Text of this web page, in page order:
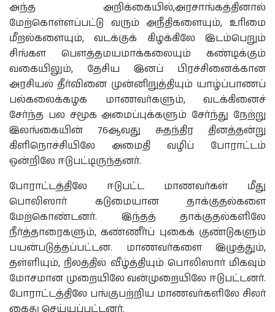
அந்த அறிக்கையில்,அரசாங்கத்தினால்
மேற்கொள்ளப்பட்டு வரும் அநீதிகளையும், உரிமை
மீறல்களையும், வடக்குக் கிழக்கிலே இடம்பெறும்
சிங்கள பௌத்தமயமாக்கலையும் கண்டிக்கும்
வகையிலும், தேசிய இனப் பிரச்சினைக்கான
அரசியல் தீர்வினை முன்னிறுத்தியும் யாழ்ப்பாணப்
பல்கலைக்கழக மாணவர்களும், வடக்கினைச்
சேர்ந்த பல‌ சமூக அமைப்புக்களும் சேர்ந்து நேற்று
இலங்கையின் 76ஆவது சுதந்திர தினத்தன்று
கிளிநொச்சியிலே அமைதி வழிப் போராட்டம்
ஒன்றிலே ஈடுபட்டிருந்தனர்.
போராட்டத்திலே ஈடுபட்ட மாணவர்கள் மீது
பொலிஸார் கடுமையான தாக்குதல்களை
மேற்கொண்டனர். இந்தத் தாக்குதல்களிலே
நீர்த்தாரைகளும், கண்ணீர்ப் புகைக் குண்டுகளும்
பயன்படுத்தப்பட்டன. மாணவர்களை இழுத்தும்,
தள்ளியும், நிலத்தில் வீழ்த்தியும் பொலிஸார் மிகவும்
மோசமான முறையிலே வன்முறையிலே ஈடுபட்டனர்.
போராட்டத்திலே பங்குபற்றிய மாணவர்களிலே சிலர்